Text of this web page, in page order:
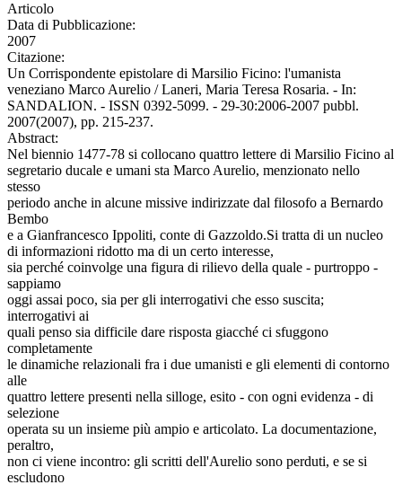
Articolo
Data di Pubblicazione:
2007
Citazione:
Un Corrispondente epistolare di Marsilio Ficino: l'umanista
veneziano Marco Aurelio / Laneri, Maria Teresa Rosaria. - In:
SANDALION. - ISSN 0392-5099. - 29-30:2006-2007 pubbl.
2007(2007), pp. 215-237.
Abstract:
Nel biennio 1477-78 si collocano quattro lettere di Marsilio Ficino al
segretario ducale e umani sta Marco Aurelio, menzionato nello
stesso
periodo anche in alcune missive indirizzate dal filosofo a Bernardo
Bembo
e a Gianfrancesco Ippoliti, conte di Gazzoldo.Si tratta di un nucleo
di informazioni ridotto ma di un certo interesse,
sia perché coinvolge una figura di rilievo della quale - purtroppo -
sappiamo
oggi assai poco, sia per gli interrogativi che esso suscita;
interrogativi ai
quali penso sia difficile dare risposta giacché ci sfuggono
completamente
le dinamiche relazionali fra i due umanisti e gli elementi di contorno
alle
quattro lettere presenti nella silloge, esito - con ogni evidenza - di
selezione
operata su un insieme più ampio e articolato. La documentazione,
peraltro,
non ci viene incontro: gli scritti dell'Aurelio sono perduti, e se si
escludono